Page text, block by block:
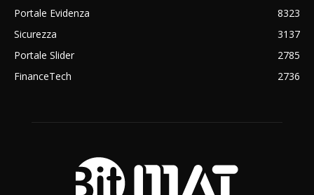
Portale Evidenza
8323
Sicurezza
3137
Portale Slider
2785
FinanceTech
2736